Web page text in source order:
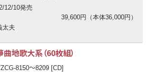
12/10発売
39,600円（本体36,000円）
太夫
曲地歌大系（60枚組）
8150〜8209 [CD]